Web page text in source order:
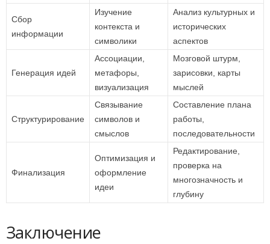
Сбор
информации
Изучение
контекста и
символики
Анализ культурных и
исторических
аспектов
Генерация идей
Ассоциации,
метафоры,
визуализация
Мозговой штурм,
зарисовки, карты
мыслей
Структурирование
Связывание
символов и
смыслов
Составление плана
работы,
последовательности
Финализация
Оптимизация и
оформление
идеи
Редактирование,
проверка на
многозначность и
глубину
Заключение